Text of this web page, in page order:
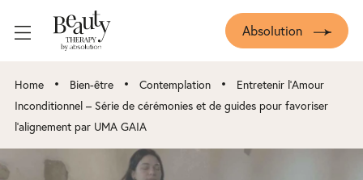
Absolution
Home • Bien-être • Contemplation •
Entretenir l’Amour
Inconditionnel – Série de cérémonies et de guides pour favoriser
l’alignement par UMA GAIA